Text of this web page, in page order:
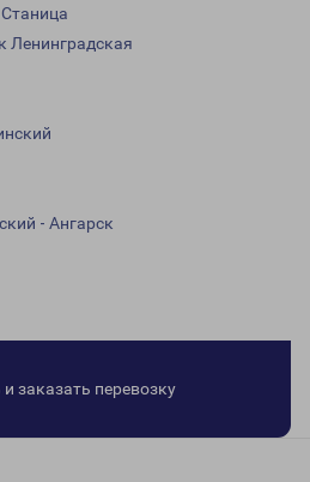
Ленинградская
- Ангарск
заказать перевозку